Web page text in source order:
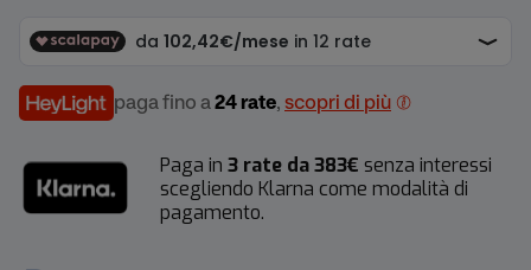
paga fino a 24 rate, scopri di più
Paga in 3 rate da 383€ senza interessi
scegliendo Klarna come modalità di
pagamento.